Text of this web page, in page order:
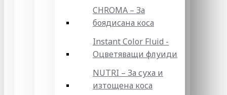
CHROMA – За
боядисана коса
Instant Color Fluid -
Оцветяващи флуиди
NUTRI – За суха и
изтощена коса